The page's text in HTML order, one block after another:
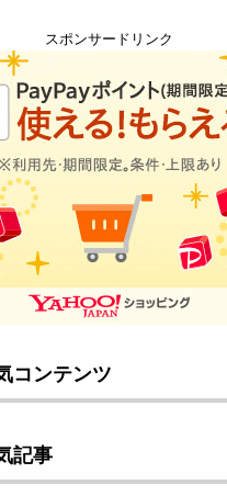
スポンサードリンク
コンテンツ
記事